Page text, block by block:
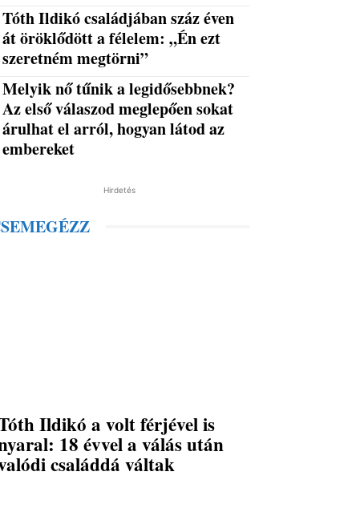
Tóth Ildikó családjában száz éven
át öröklődött a félelem: „Én ezt
szeretném megtörni”
Melyik nő tűnik a legidősebbnek?
Az első válaszod meglepően sokat
árulhat el arról, hogyan látod az
embereket
Hirdetés
Ildikó a volt férjével is
18 évvel a válás után
családdá váltak